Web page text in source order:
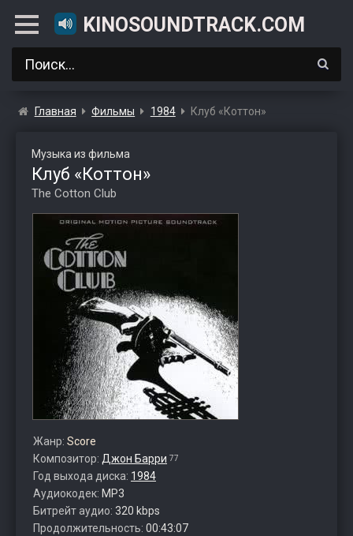
KINOSOUNDTRACK.COM
Главная Фильмы 1984 Клуб «Коттон»
Музыка из фильма
Клуб «Коттон»
The Cotton Club
Жанр: Score
Композитор: Джон Барри 77
Год выхода диска: 1984
Аудиокодек: MP3
Битрейт аудио: 320 kbps
Продолжительность: 00:43:07